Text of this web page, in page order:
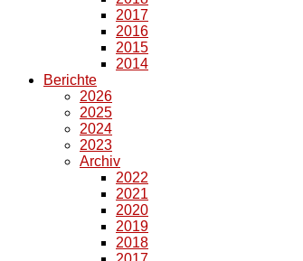
2017
2016
2015
2014
Berichte
2026
2025
2024
2023
Archiv
2022
2021
2020
2019
2018